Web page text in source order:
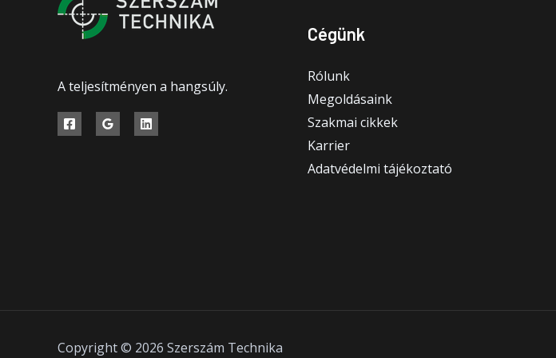
A teljesítményen a hangsúly.
Cégünk
Rólunk
Megoldásaink
Szakmai cikkek
Karrier
Adatvédelmi tájékoztató
Copyright © 2026 Szerszám Technika